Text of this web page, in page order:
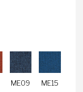
ME09 ME15